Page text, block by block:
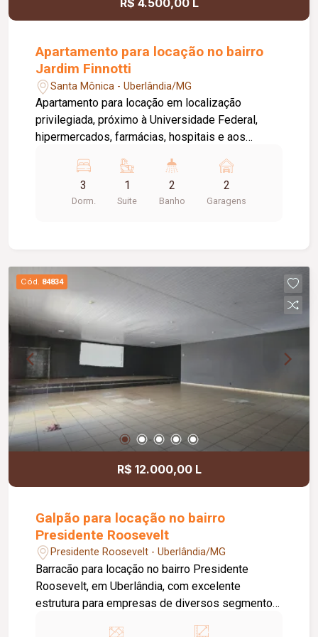
R$ 4.500,00 L
Apartamento para locação no bairro
Jardim Finnotti
Santa Mônica - Uberlândia/MG
Apartamento para locação em localização
privilegiada, próximo à Universidade Federal,
hipermercados, farmácias, hospitais e aos
03 quartos, sendo 01 suíte ampla com closet,
oferecendo conforto e praticidade para toda a
família. Possui sala espaçosa com vista livre,
de lazer e confraternização. O apartamento
dispõe ainda de elevador e 02 vagas de
3
Dorm.
1
Suite
2
Banho
2
Garagens
Cód. 84834
R$ 12.000,00 L
Galpão para locação no bairro
Presidente Roosevelt
Presidente Roosevelt - Uberlândia/MG
Barracão para locação no bairro Presidente
Roosevelt, em Uberlândia, com excelente
estrutura para empresas de diversos segmentos.